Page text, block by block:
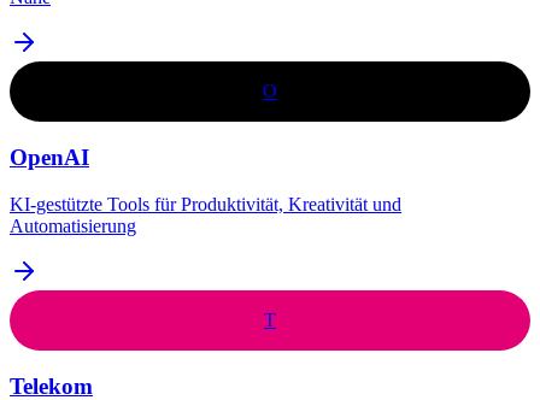
O
OpenAI
KI-gestützte Tools für Produktivität, Kreativität und
Automatisierung
T
Telekom